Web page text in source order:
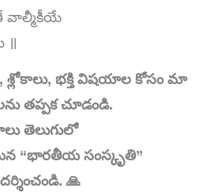
వాల్మీకీయే
॥
, శ్లోకాలు, భక్తి విషయాల కోసం మా
తప్పక చూడండి.
తెలుగులో
“భారతీయ సంస్కృతి”
🙏